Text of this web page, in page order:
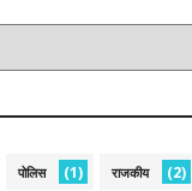
पोलिस (1) राजकीय (2)